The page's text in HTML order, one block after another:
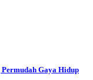
Gaya Hidup